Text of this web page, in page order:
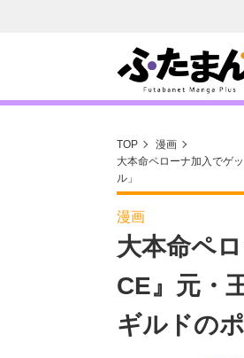
TOP
漫画
大本命ペローナ加入でゲ
ル」
漫画
大本命ペ
CE』元・
ギルドの